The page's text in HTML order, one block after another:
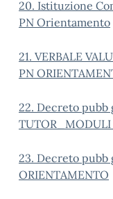
20. Istituzione
PN Orientamento
21. VERBALE
PN
22. Decreto pubb
TUTOR_MODULI
23. Decreto pubb
ORIENTAMENTO